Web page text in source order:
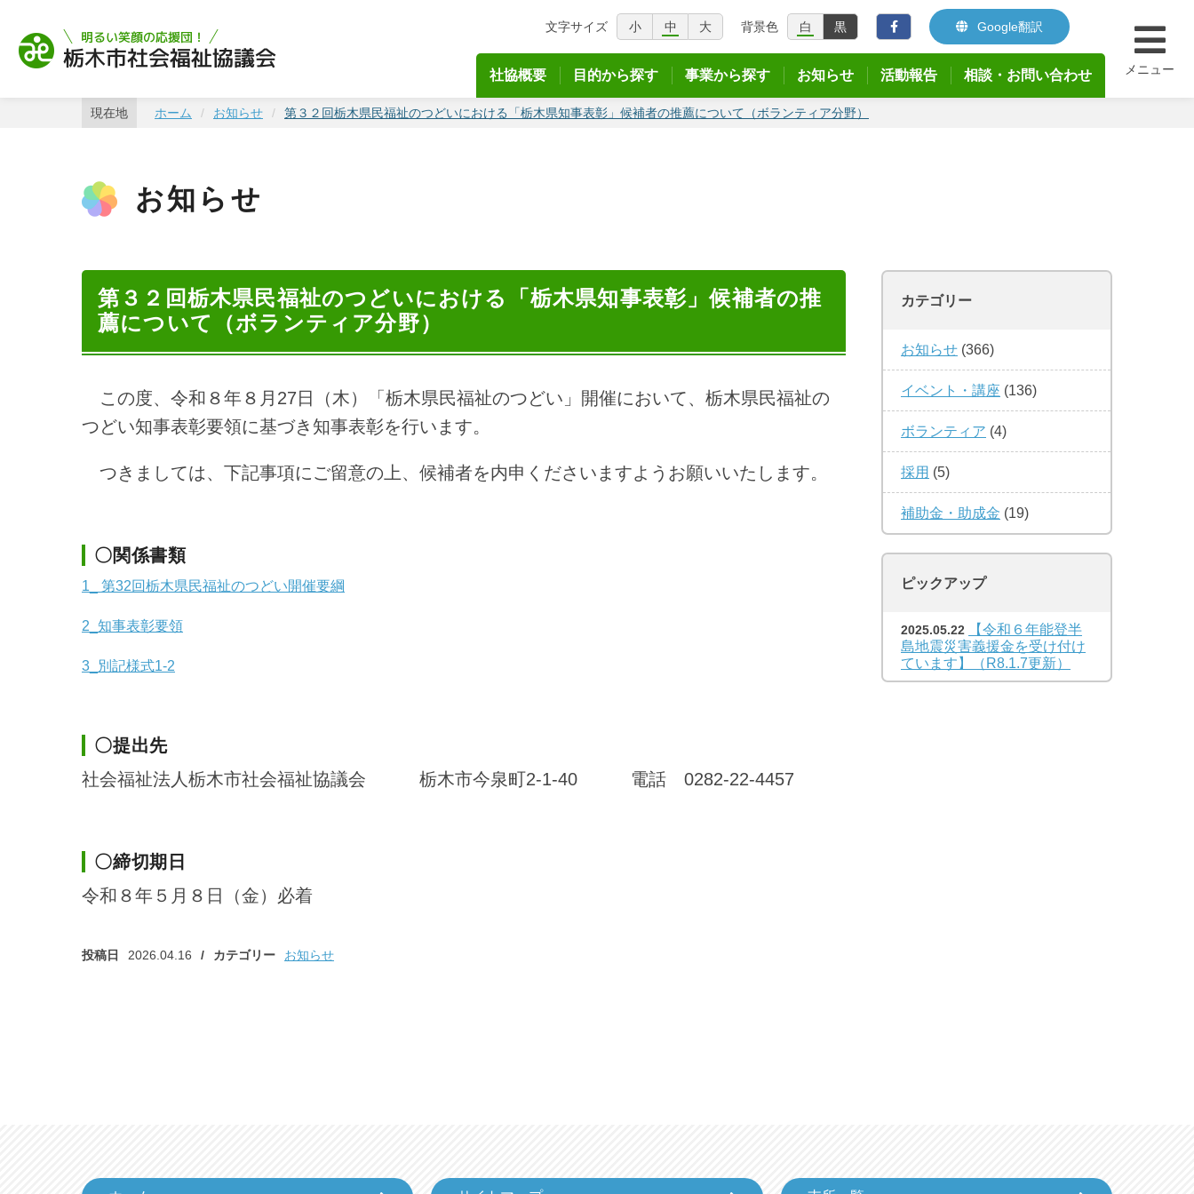
文字サイズ 小 中 大 背景色 白 黒 Google翻訳
社協概要 目的から探す 事業から探す お知らせ 活動報告 相談・お問い合わせ メニュー
現在地 ホーム お知らせ 第３２回栃木県民福祉のつどいにおける「栃木県知事表彰」候補者の推薦について（ボランティア分野）
お知らせ
第３２回栃木県民福祉のつどいにおける「栃木県知事表彰」候補者の推
薦について（ボランティア分野）
この度、令和８年８月27日（木）「栃木県民福祉のつどい」開催において、栃木県民福祉の
つどい知事表彰要領に基づき知事表彰を行います。
つきましては、下記事項にご留意の上、候補者を内申くださいますようお願いいたします。
〇関係書類
1_ 第32回栃木県民福祉のつどい開催要綱
2_知事表彰要領
3_別記様式1-2
〇提出先
社会福祉法人栃木市社会福祉協議会 栃木市今泉町2-1-40 電話 0282-22-4457
〇締切期日
令和８年５月８日（金）必着
投稿日 2026.04.16 カテゴリー お知らせ
カテゴリー
お知らせ (366)
イベント・講座 (136)
ボランティア (4)
採用 (5)
補助金・助成金 (19)
ピックアップ
2025.05.22
【令和６年能登半
島地震災害義援金を受け付け
ています】（R8.1.7更新）